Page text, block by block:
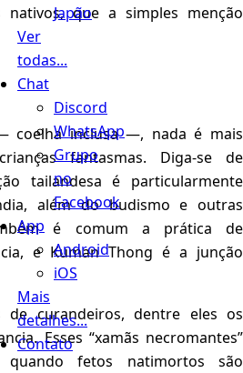
Japão
Ver
todas...
Chat
Discord
WhatsApp
Grupo
no
Facebook
App
Android
iOS
Mais
detalhes...
Contato
que a simples menção
coelha inclusa —, nada é mais
fantasmas. Diga-se de
tailandesa é particularmente
além do budismo e outras
é comum a prática de
e Kuman Thong é a junção
de curandeiros, dentre eles os
Esses “xamãs necromantes”
quando fetos natimortos são